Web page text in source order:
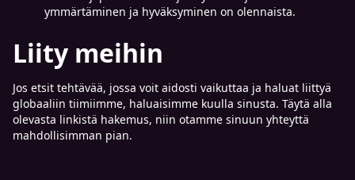
ymmärtäminen ja hyväksyminen on olennaista.
Liity meihin
Jos etsit tehtävää, jossa voit aidosti vaikuttaa ja haluat liittyä
globaaliin tiimiimme, haluaisimme kuulla sinusta. Täytä alla
olevasta linkistä hakemus, niin otamme sinuun yhteyttä
mahdollisimman pian.